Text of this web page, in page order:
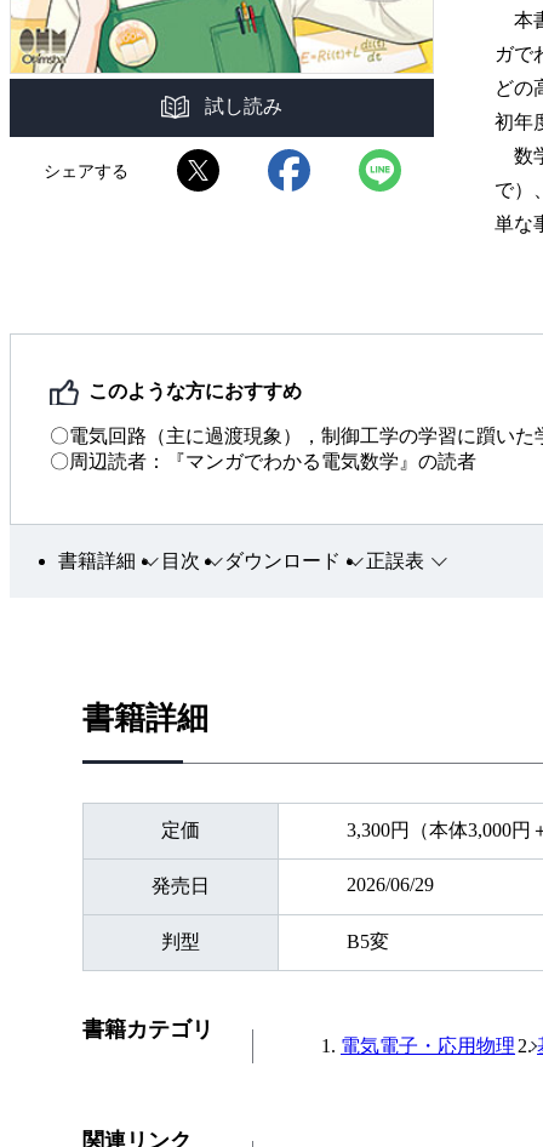
試し読み
シェアする
本
ガで
どの
初年
数
で）
単な
このような方におすすめ
〇電気回路（主に過渡現象），制御工学の学習に躓い
〇周辺読者：『マンガでわかる電気数学』の読者
書籍詳細 目次 ダウンロード 正誤表
書籍詳細
定価 3,300円（本体3,000円
発売日 2026/06/29
判型 B5変
書籍カテゴリ
電気電子・応用物理
関連リンク